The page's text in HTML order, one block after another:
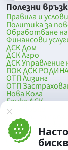
Полезни
Правила и
Политика за
Обработване
Финансови
ДСК Дом
ДСК Агро
ДСК
ПОК ДСК
ОТП Лизинг
ОТП
Нова Кола
Банка ДСК
DSK Mobile
Оферти за
Клонова мрежа
До